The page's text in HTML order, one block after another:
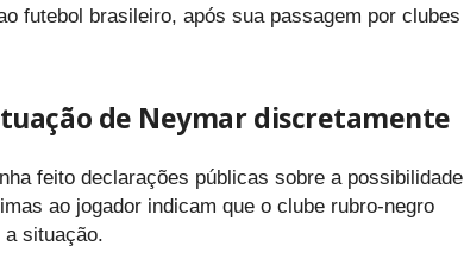
futebol brasileiro, após sua passagem por clubes
de Neymar discretamente
feito declarações públicas sobre a possibilidade
ao jogador indicam que o clube rubro-negro
a situação.